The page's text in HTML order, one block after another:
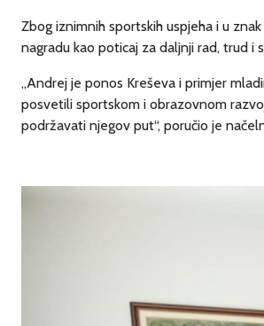
Zbog iznimnih sportskih uspjeha i u
nagradu kao poticaj za daljnji rad, trud i
„Andrej je ponos Kreševa i primjer
posvetili sportskom i obrazovnom
podržavati njegov put“, poručio je